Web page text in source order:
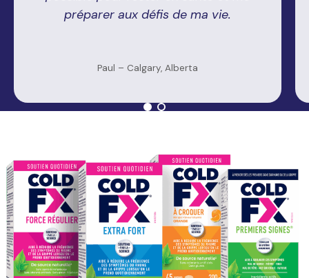
préparer aux défis de ma vie.
Paul – Calgary, Alberta